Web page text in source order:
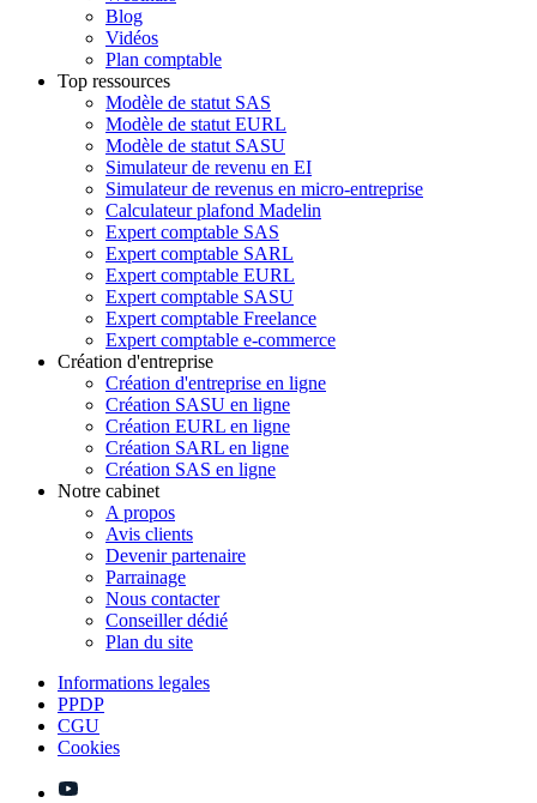
Blog
Vidéos
Plan comptable
Top ressources
Modèle de statut SAS
Modèle de statut EURL
Modèle de statut SASU
Simulateur de revenu en EI
Simulateur de revenus en micro-entreprise
Calculateur plafond Madelin
Expert comptable SAS
Expert comptable SARL
Expert comptable EURL
Expert comptable SASU
Expert comptable Freelance
Expert comptable e-commerce
Création d'entreprise
Création d'entreprise en ligne
Création SASU en ligne
Création EURL en ligne
Création SARL en ligne
Création SAS en ligne
Notre cabinet
A propos
Avis clients
Devenir partenaire
Parrainage
Nous contacter
Conseiller dédié
Plan du site
Informations legales
PPDP
CGU
Cookies